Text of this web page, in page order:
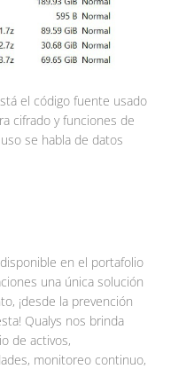
el código fuente usado
cifrado y funciones de
se habla de datos
en el portafolio
una única solución
¡desde la prevención
Qualys nos brinda
de activos,
monitoreo continuo,